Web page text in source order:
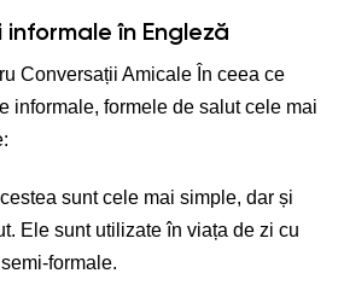
informale în Engleză
Conversații Amicale În ceea ce
informale, formele de salut cele mai
sunt cele mai simple, dar și
Ele sunt utilizate în viața de zi cu
formale.